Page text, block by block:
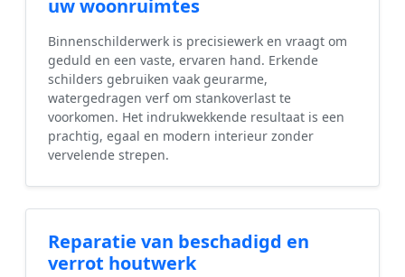
uw woonruimtes
Binnenschilderwerk is precisiewerk en vraagt om
geduld en een vaste, ervaren hand. Erkende
schilders gebruiken vaak geurarme,
watergedragen verf om stankoverlast te
voorkomen. Het indrukwekkende resultaat is een
prachtig, egaal en modern interieur zonder
vervelende strepen.
Reparatie van beschadigd en
verrot houtwerk